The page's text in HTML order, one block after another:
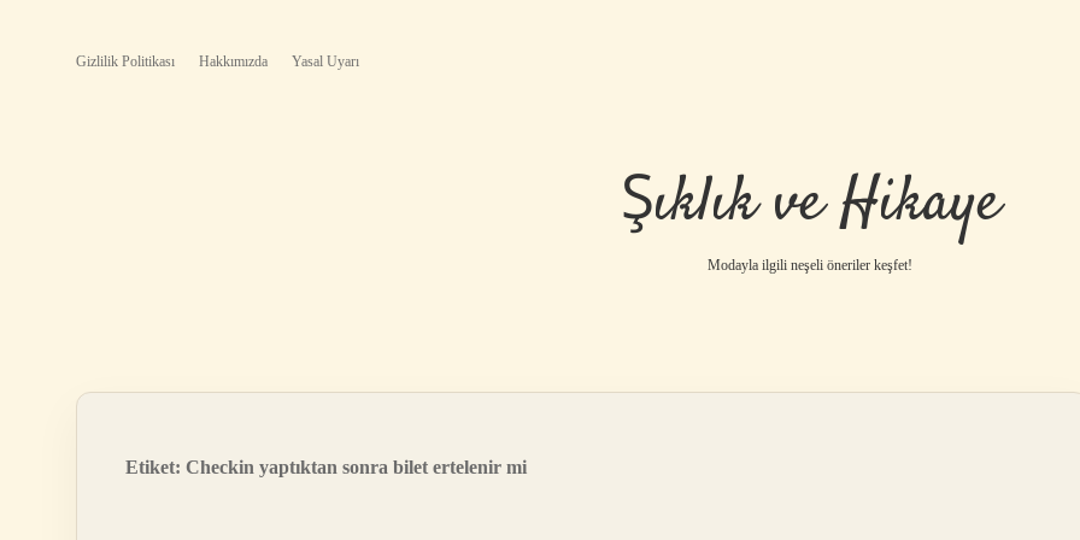
Gizlilik Politikası Hakkımızda Yasal Uyarı
Şıklık ve Hikaye
Modayla ilgili neşeli öneriler keşfet!
Etiket: Checkin yaptıktan sonra bilet ertelenir mi